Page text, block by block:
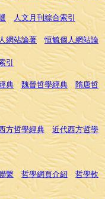
人文月刊綜合索引
網站論著
恒毓個人網站論
引
典 魏晉哲學經典
隋唐哲
方哲學經典
近代西方哲學
繫 哲學網頁介紹
哲學軟